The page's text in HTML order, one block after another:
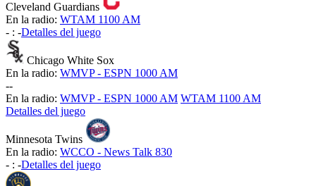
Cleveland Guardians
En la radio: WTAM 1100 AM
- : -Detalles del juego
Chicago White Sox
En la radio: WMVP - ESPN 1000 AM
--
En la radio: WMVP - ESPN 1000 AM WTAM 1100 AM
Detalles del juego
Minnesota Twins
En la radio: WCCO - News Talk 830
- : -Detalles del juego